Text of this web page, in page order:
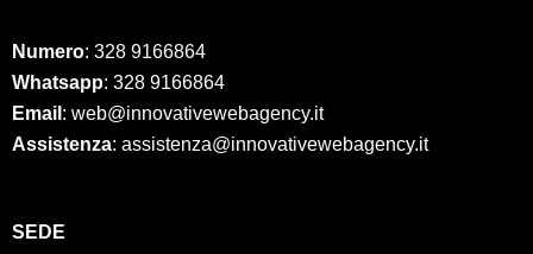
Numero: 328 9166864
Whatsapp: 328 9166864
Email : web@innovativewebagency.it
Assistenza: assistenza@innovativewebagency.it
SED E